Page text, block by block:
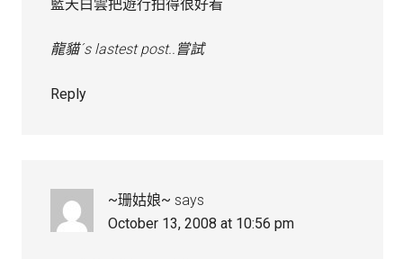
藍天白雲把遊行拍得很好看
龍貓´s lastest post..嘗試
Reply
~珊姑娘~ says
October 13, 2008 at 10:56 pm